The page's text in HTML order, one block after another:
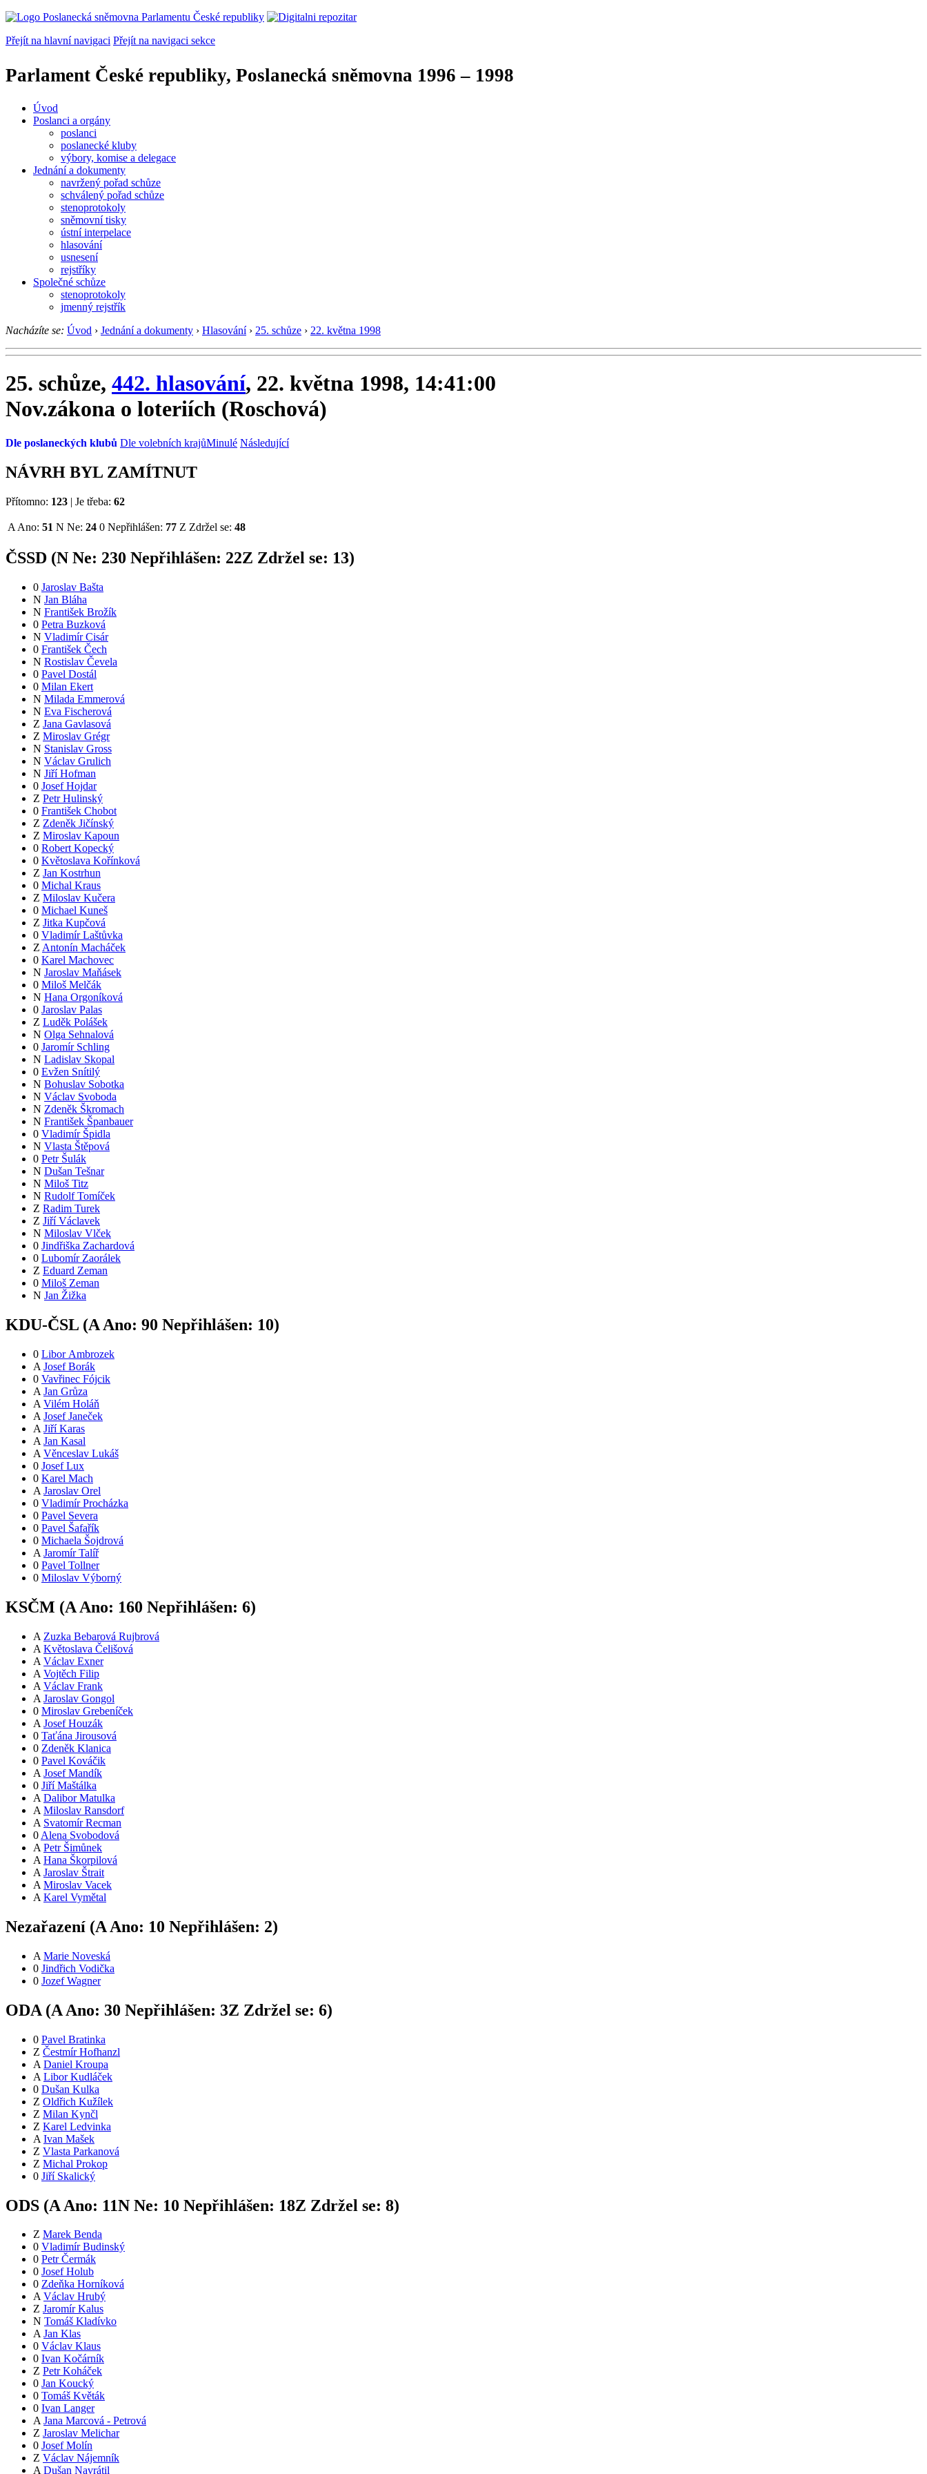
Přejít na hlavní navigaci Přejít na navigaci sekce
Parlament České republiky, Poslanecká sněmovna 1996 – 1998
Úvod
Poslanci a orgány
poslanci
poslanecké kluby
výbory, komise a delegace
Jednání a dokumenty
navržený pořad schůze
schválený pořad schůze
stenoprotokoly
sněmovní tisky
ústní interpelace
hlasování
usnesení
rejstříky
Společné schůze
stenoprotokoly
jmenný rejstřík
Nacházíte se: Úvod › Jednání a dokumenty › Hlasování › 25. schůze › 22. května 1998
25. schůze, 442. hlasování, 22. května 1998, 14:41:00
Nov.zákona o loteriích (Roschová)
Dle poslaneckých klubů Dle volebních krajůMinulé Následující
NÁVRH BYL ZAMÍTNUT
Přítomno: 123 | Je třeba: 62
A Ano: 51 N Ne: 24 0 Nepřihlášen: 77 Z Zdržel se: 48
ČSSD (N Ne: 230 Nepřihlášen: 22Z Zdržel se: 13)
0 Jaroslav Bašta
N Jan Bláha
N František Brožík
0 Petra Buzková
N Vladimír Cisár
0 František Čech
N Rostislav Čevela
0 Pavel Dostál
0 Milan Ekert
N Milada Emmerová
N Eva Fischerová
Z Jana Gavlasová
Z Miroslav Grégr
N Stanislav Gross
N Václav Grulich
N Jiří Hofman
0 Josef Hojdar
Z Petr Hulinský
0 František Chobot
Z Zdeněk Jičínský
Z Miroslav Kapoun
0 Robert Kopecký
0 Květoslava Kořínková
Z Jan Kostrhun
0 Michal Kraus
Z Miloslav Kučera
0 Michael Kuneš
Z Jitka Kupčová
0 Vladimír Laštůvka
Z Antonín Macháček
0 Karel Machovec
N Jaroslav Maňásek
0 Miloš Melčák
N Hana Orgoníková
0 Jaroslav Palas
Z Luděk Polášek
N Olga Sehnalová
0 Jaromír Schling
N Ladislav Skopal
0 Evžen Snítilý
N Bohuslav Sobotka
N Václav Svoboda
N Zdeněk Škromach
N František Španbauer
0 Vladimír Špidla
N Vlasta Štěpová
0 Petr Šulák
N Dušan Tešnar
N Miloš Titz
N Rudolf Tomíček
Z Radim Turek
Z Jiří Václavek
N Miloslav Vlček
0 Jindřiška Zachardová
0 Lubomír Zaorálek
Z Eduard Zeman
0 Miloš Zeman
N Jan Žižka
KDU-ČSL (AAno: 90 Nepřihlášen: 10)
0 Libor Ambrozek
A Josef Borák
0 Vavřinec Fójcik
A Jan Grůza
A Vilém Holáň
A Josef Janeček
A Jiří Karas
A Jan Kasal
A Věnceslav Lukáš
0 Josef Lux
0 Karel Mach
A Jaroslav Orel
0 Vladimír Procházka
0 Pavel Severa
0 Pavel Šafařík
0 Michaela Šojdrová
A Jaromír Talíř
0 Pavel Tollner
0 Miloslav Výborný
KSČM (A Ano: 160 Nepřihlášen: 6)
A Zuzka Bebarová Rujbrová
A Květoslava Čelišová
A Václav Exner
A Vojtěch Filip
A Václav Frank
A Jaroslav Gongol
0 Miroslav Grebeníček
A Josef Houzák
0 Taťána Jirousová
0 Zdeněk Klanica
0 Pavel Kováčik
A Josef Mandík
0 Jiří Maštálka
A Dalibor Matulka
A Miloslav Ransdorf
A Svatomír Recman
0 Alena Svobodová
A Petr Šimůnek
A Hana Škorpilová
A Jaroslav Štrait
A Miroslav Vacek
A Karel Vymětal
Nezařazení (A Ano: 10 Nepřihlášen: 2)
A Marie Noveská
0 Jindřich Vodička
0 Jozef Wagner
ODA (A Ano: 30 Nepřihlášen: 3Z Zdržel se: 6)
0 Pavel Bratinka
Z Čestmír Hofhanzl
A Daniel Kroupa
A Libor Kudláček
0 Dušan Kulka
Z Oldřich Kužílek
Z Milan Kynčl
Z Karel Ledvinka
A Ivan Mašek
Z Vlasta Parkanová
Z Michal Prokop
0 Jiří Skalický
ODS (A Ano: 11N Ne: 10 Nepřihlášen: 18Z Zdržel se: 8)
Z Marek Benda
0 Vladimír Budinský
0 Petr Čermák
0 Josef Holub
0 Zdeňka Horníková
A Václav Hrubý
Z Jaromír Kalus
N Tomáš Kladívko
A Jan Klas
0 Václav Klaus
0 Ivan Kočárník
Z Petr Koháček
0 Jan Koucký
0 Tomáš Květák
0 Ivan Langer
A Jana Marcová - Petrová
Z Jaroslav Melichar
0 Josef Molín
Z Václav Nájemník
A Dušan Navrátil